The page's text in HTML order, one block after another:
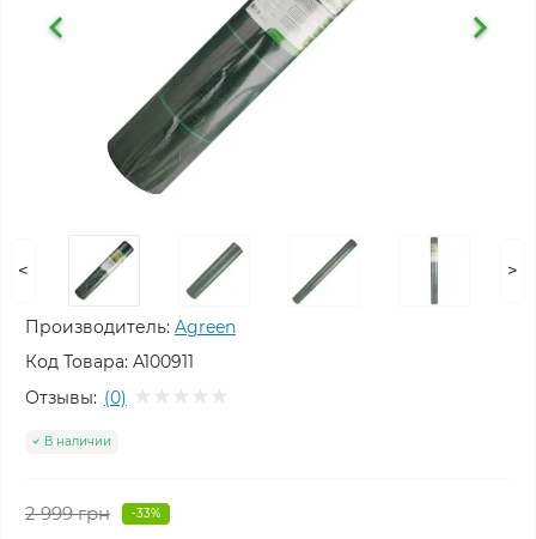
< >
Производитель: Agreen
Код Товара: A100911
Отзывы: (0)
В наличии
2 999 грн -33%